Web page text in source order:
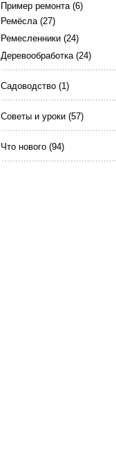
Пример ремонта(6)
Ремёсла(27)
Ремесленники (24)
Деревообработка(24)
Садоводство (1)
Советы и уроки (57)
Что нового (94)